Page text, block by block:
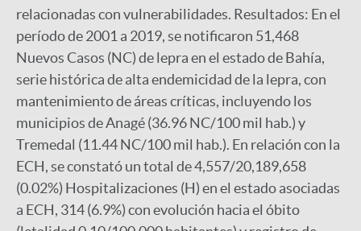
relacionadas con vulnerabilidades. Resultados: En el
período de 2001 a 2019, se notificaron 51,468
Nuevos Casos (NC) de lepra en el estado de Bahía,
serie histórica de alta endemicidad de la lepra, con
mantenimiento de áreas críticas, incluyendo los
municipios de Anagé (36.96 NC/100 mil hab.) y
Tremedal (11.44 NC/100 mil hab.). En relación con la
ECH, se constató un total de 4,557/20,189,658
(0.02%) Hospitalizaciones (H) en el estado asociadas
a ECH, 314 (6.9%) con evolución hacia el óbito